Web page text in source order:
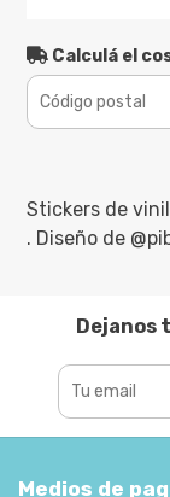
Calculá el
Stickers de
. Diseño de
Dejanos
Medios de